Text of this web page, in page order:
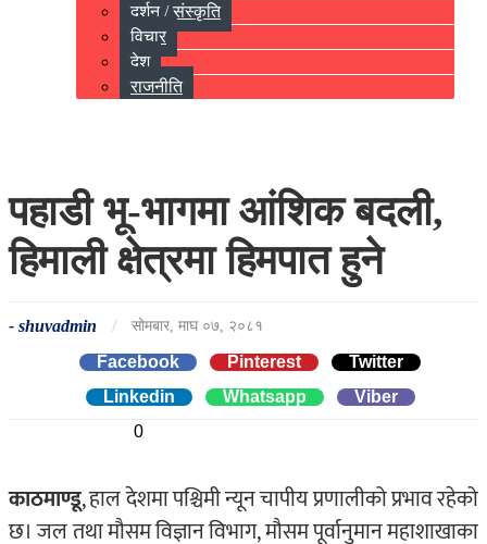
दर्शन / संस्कृति
विचार
देश
राजनीति
पहाडी भू-भागमा आंशिक बदली,
हिमाली क्षेत्रमा हिमपात हुने
- shuvadmin / सोमबार, माघ ०७, २०८१
Facebook
0
Pinterest
0
Twitter
Linkedin
0
Whatsapp Viber
काठमाण्डू, हाल देशमा पश्चिमी न्यून चापीय प्रणालीको प्रभाव रहेको
छ। जल तथा मौसम विज्ञान विभाग, मौसम पूर्वानुमान महाशाखाका